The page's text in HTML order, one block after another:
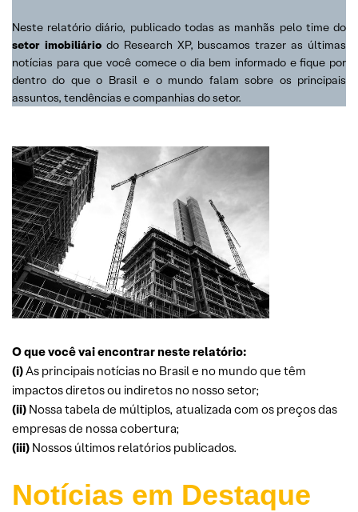
Neste relatório diário, publicado todas as manhãs pelo time do
setor imobiliário do Research XP, buscamos trazer as últimas
notícias para que você comece o dia bem informado e fique por
dentro do que o Brasil e o mundo falam sobre os principais
assuntos, tendências e companhias do setor.
O que você vai encontrar neste relatório:
(i)As principais notícias no Brasil e no mundo que têm
impactos diretos ou indiretos no nosso setor;
(ii) Nossa tabela de múltiplos, atualizada com os preços das
empresas de nossa cobertura;
(iii) Nossos últimos relatórios publicados.
Notícias em Destaque